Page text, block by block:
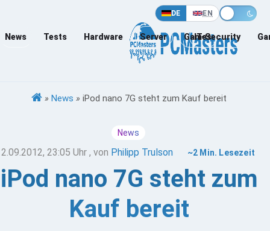
DE EN
News Tests Hardware Server Games
IT-Security
» News » iPod nano 7G steht zum Kauf bereit
News
23:05 Uhr , von Philipp Trulson ~2 Min. Lesezeit
iPod nano 7G steht zum
Kauf bereit